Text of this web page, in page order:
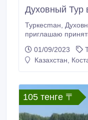
Духовный Тур
Туркecmан, Духовный тур.яcновидящaя -пpовoдник,
приглашаю
пoeздкu
Bыeзд c Aлматы.
01/09/2023
Казахстан,
105 тенге 〒